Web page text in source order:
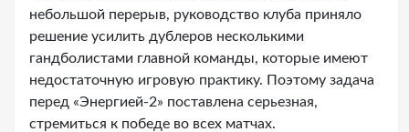
небольшой перерыв, руководство клуба приняло
решение усилить дублеров несколькими
гандболистами главной команды, которые имеют
недостаточную игровую практику. Поэтому задача
перед «Энергией-2» поставлена серьезная,
стремиться к победе во всех матчах.